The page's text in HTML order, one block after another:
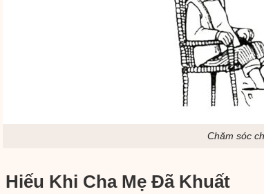
Chăm sóc
Hiếu Khi Cha Mẹ Đã Khuất